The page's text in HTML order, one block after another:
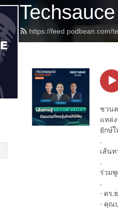
https://feed.podbean.com/
ชวน
แหล่
ยักษ์
.
เส้น
.
ร่วม
.
- ดร.
- คุณ